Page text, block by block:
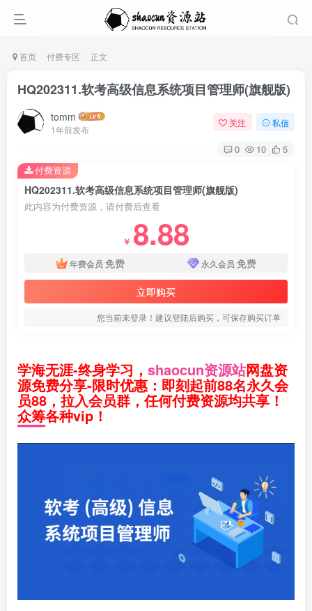
首页 付费专区 正文
HQ202311.软考高级信息系统项目管理师(旗舰版)
tomm
1年前发布
关注 私信
0 10 5
HQ202311.软考高级信息系统项目管理师(旗舰版)
此内容为付费资源，请付费后查看
￥ 8.88
年费会员 免费 永久会员 免费
立即购买
您当前未登录！建议登陆后购买，可保存购买订单
付费资源
学海无涯-终身学习， shaocun资源站网盘资
源免费分享-限时优惠：即刻起前88名永久会
员88，拉入会员群，任何付费资源均共享！
众筹各种vip！